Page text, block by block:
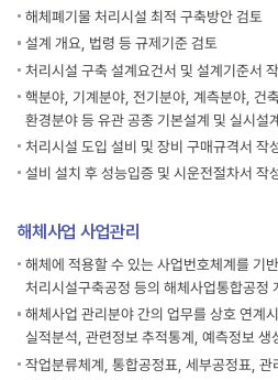
기타
구역
철거
수행합니다.
이
활동은
이후
진행될
있습니다.
3단계,
방사성
계통
·
해체폐기물 처리시설 최적 구축방안 검토
설계 개요, 법령 등 규제기준 검토
처리시설 구축 설계요건서 및 설계기준서
핵분야, 기계분야, 전기분야, 계측분야, 건
환경분야 등 유관 공종 기본설계 및 실시설
처리시설 도입 설비 및 장비 구매규격서 작
설비 설치 후 성능입증 및 시운전절차서 작
해체사업 사업관리
해체에 적용할 수 있는 사업번호체계를 기
처리시설구축공정 등의 해체사업통합공정
해체사업 관리분야 간의 업무를 상호 연계
실적분석, 관련정보 추적통계, 예측정보 생
작업분류체계, 통합공정표, 세부공정표, 관